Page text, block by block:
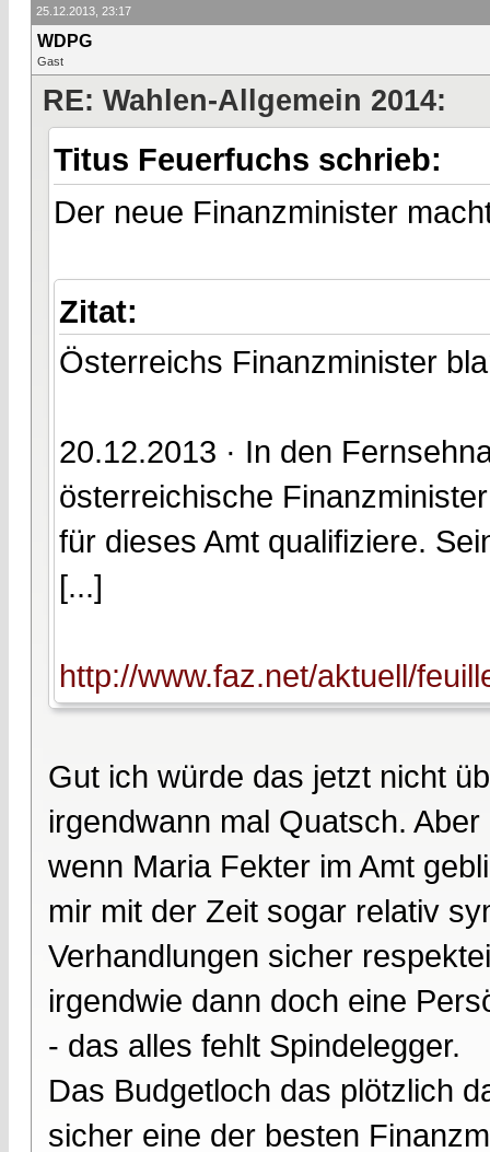
25.12.2013, 23:17
WDPG
Gast
RE: Wahlen-Allgemein 2014:
Titus Feuerfuchs schrieb:
Der neue Finanzminister
Zitat:
Österreichs Finanzminister
20.12.2013 · In den
österreichische
für dieses Amt qualifiziere.
[...]
http://www.faz.net/aktuell/
Gut ich würde das jetzt nicht
irgendwann mal Quatsch.
wenn Maria Fekter im Amt
mir mit der Zeit sogar relativ
Verhandlungen sicher
irgendwie dann doch eine
- das alles fehlt Spindelegger.
Das Budgetloch das plötzlich
sicher eine der besten